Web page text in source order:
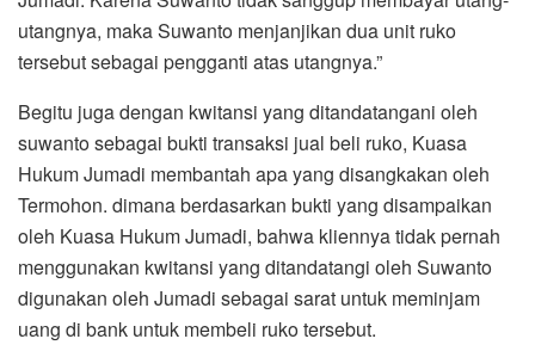
utangnya, maka Suwanto menjanjikan dua unit ruko
tersebut sebagai pengganti atas utangnya.”
Begitu juga dengan kwitansi yang ditandatangani oleh
suwanto sebagai bukti transaksi jual beli ruko, Kuasa
Hukum Jumadi membantah apa yang disangkakan oleh
Termohon. dimana berdasarkan bukti yang disampaikan
oleh Kuasa Hukum Jumadi, bahwa kliennya tidak pernah
menggunakan kwitansi yang ditandatangi oleh Suwanto
digunakan oleh Jumadi sebagai sarat untuk meminjam
uang di bank untuk membeli ruko tersebut.